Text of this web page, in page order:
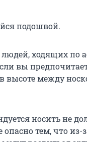
подошвой.
ходящих по
вы
между
носить не
тем, что из-